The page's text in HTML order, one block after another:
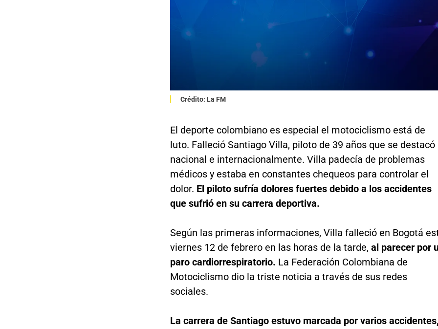
Crédito: La FM
El deporte colombiano es especial el motociclismo está de
luto. Falleció Santiago Villa, piloto de 39 años que se destacó
nacional e internacionalmente. Villa padecía de problemas
médicos y estaba en constantes chequeos para controlar el
dolor. El piloto sufría dolores fuertes debido a los accidentes
que sufrió en su carrera deportiva.
Según las primeras informaciones, Villa falleció en Bogotá
viernes 12 de febrero en las horas de la tarde, al parecer por
paro cardiorrespiratorio. La Federación Colombiana de
Motociclismo dio la triste noticia a través de sus redes
sociales.
La carrera de Santiago estuvo marcada por varios accidentes,